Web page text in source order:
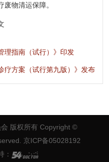
物清运保障。
理指南（试行）》印发
疗方案（试行第九版）》发布
版权所有 Copyright ©
京ICP备05028192
：